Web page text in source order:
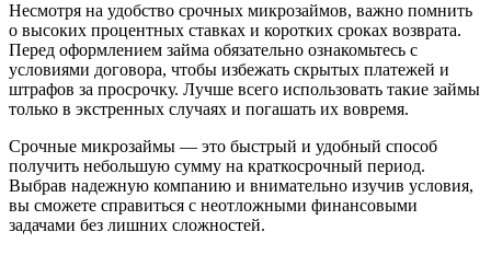
Несмотря на удобство срочных микрозаймов, важно помнить
о высоких процентных ставках и коротких сроках возврата.
Перед оформлением займа обязательно ознакомьтесь с
условиями договора, чтобы избежать скрытых платежей и
штрафов за просрочку. Лучше всего использовать такие займы
только в экстренных случаях и погашать их вовремя.
Срочные микрозаймы — это быстрый и удобный способ
получить небольшую сумму на краткосрочный период.
Выбрав надежную компанию и внимательно изучив условия,
вы сможете справиться с неотложными финансовыми
задачами без лишних сложностей.